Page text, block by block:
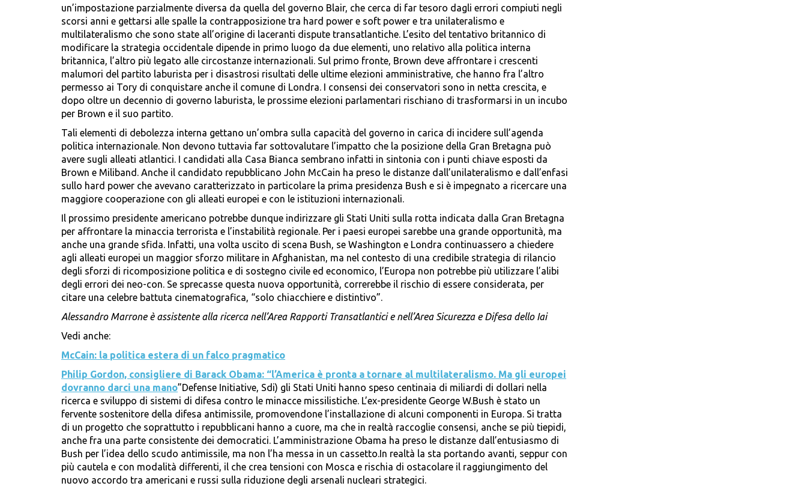
un’impostazione parzialmente diversa da quella del governo Blair, che cerca di far tesoro dagli errori compiuti negli
scorsi anni e gettarsi alle spalle la contrapposizione tra hard power e soft power e tra unilateralismo e
multilateralismo che sono state all’origine di laceranti dispute transatlantiche. L’esito del tentativo britannico di
modificare la strategia occidentale dipende in primo luogo da due elementi, uno relativo alla politica interna
britannica, l’altro più legato alle circostanze internazionali. Sul primo fronte, Brown deve affrontare i crescenti
malumori del partito laburista per i disastrosi risultati delle ultime elezioni amministrative, che hanno fra l’altro
permesso ai Tory di conquistare anche il comune di Londra. I consensi dei conservatori sono in netta crescita, e
dopo oltre un decennio di governo laburista, le prossime elezioni parlamentari rischiano di trasformarsi in un incubo
per Brown e il suo partito.
Tali elementi di debolezza interna gettano un’ombra sulla capacità del governo in carica di incidere sull’agenda
politica internazionale. Non devono tuttavia far sottovalutare l’impatto che la posizione della Gran Bretagna può
avere sugli alleati atlantici. I candidati alla Casa Bianca sembrano infatti in sintonia con i punti chiave esposti da
Brown e Miliband. Anche il candidato repubblicano John McCain ha preso le distanze dall’unilateralismo e dall’enfasi
sullo hard power che avevano caratterizzato in particolare la prima presidenza Bush e si è impegnato a ricercare una
maggiore cooperazione con gli alleati europei e con le istituzioni internazionali.
Il prossimo presidente americano potrebbe dunque indirizzare gli Stati Uniti sulla rotta indicata dalla Gran Bretagna
per affrontare la minaccia terrorista e l’instabilità regionale. Per i paesi europei sarebbe una grande opportunità, ma
anche una grande sfida. Infatti, una volta uscito di scena Bush, se Washington e Londra continuassero a chiedere
agli alleati europei un maggior sforzo militare in Afghanistan, ma nel contesto di una credibile strategia di rilancio
degli sforzi di ricomposizione politica e di sostegno civile ed economico, l’Europa non potrebbe più utilizzare l’alibi
degli errori dei neo-con. Se sprecasse questa nuova opportunità, correrebbe il rischio di essere considerata, per
citare una celebre battuta cinematografica, “solo chiacchiere e distintivo”.
Alessandro Marrone è assistente alla ricerca nell’Area Rapporti Transatlantici e nell’Area Sicurezza e Difesa dello Iai
Vedi anche:
McCain: la politica estera di un falco pragmatico
Philip Gordon, consigliere di Barack Obama: “l’America è pronta a tornare al multilateralismo. Ma gli europei
dovranno darci una mano”Defense Initiative, Sdi) gli Stati Uniti hanno speso centinaia di miliardi di dollari nella
ricerca e sviluppo di sistemi di difesa contro le minacce missilistiche. L’ex-presidente George W.Bush è stato un
fervente sostenitore della difesa antimissile, promovendone l’installazione di alcuni componenti in Europa. Si tratta
di un progetto che soprattutto i repubblicani hanno a cuore, ma che in realtà raccoglie consensi, anche se più tiepidi,
anche fra una parte consistente dei democratici. L’amministrazione Obama ha preso le distanze dall’entusiasmo di
Bush per l’idea dello scudo antimissile, ma non l’ha messa in un cassetto.In realtà la sta portando avanti, seppur con
più cautela e con modalità differenti, il che crea tensioni con Mosca e rischia di ostacolare il raggiungimento del
nuovo accordo tra americani e russi sulla riduzione degli arsenali nucleari strategici.